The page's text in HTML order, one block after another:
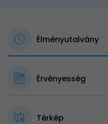
Élményutalvány
Érvényesség
Térkép